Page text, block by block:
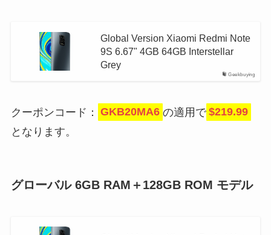
Geekbuying
Global Version Xiaomi Redmi Note
9S 6.67" 4GB 64GB Interstellar
Grey
クーポンコード： GKB20MA6 の適用で $219.99
となります。
グローバル 6GB RAM＋128GB ROM モデル